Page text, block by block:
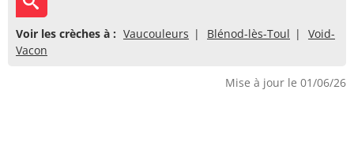
Voir les crèches à : Vaucouleurs Blénod-lès-Toul
Void-
Vacon
Mise à jour le 01/06/26